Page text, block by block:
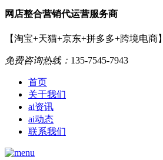
网店整合营销代运营服务商
【淘宝+天猫+京东+拼多多+跨境电商】
免费咨询热线： 135-7545-7943
首页
关于我们
ai资讯
ai动态
联系我们